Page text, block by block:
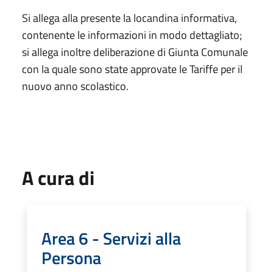
Si allega alla presente la locandina informativa,
contenente le informazioni in modo dettagliato;
si allega inoltre deliberazione di Giunta Comunale
con la quale sono state approvate le Tariffe per il
nuovo anno scolastico.
A cura di
Area 6 - Servizi alla
Persona